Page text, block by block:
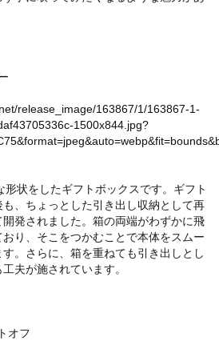
release_image/163867/1/163867-1-
1500x844.jpg?
形状をしたギフトボックスです。ギフト
、ちょっとした引き出し収納として再
発されました。箱の両端がわずかに飛
り、そこをつかむことで本体をスムー
。さらに、箱を重ねても引き出しとし
夫が施されています。
オフ